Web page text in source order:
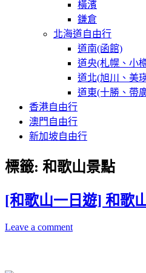
橫濱
鎌倉
北海道自由行
道南(函館)
道央(札幌、小
道北(旭川、美
道東(十勝、帶
香港自由行
澳門自由行
新加坡自由行
標籤: 和歌山景點
[和歌山一日遊] 和歌
Leave a comment